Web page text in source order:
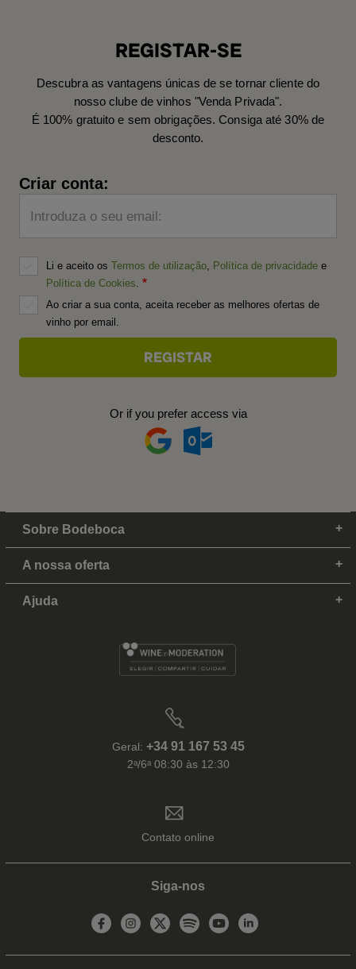
REGISTAR-SE
Descubra as vantagens únicas de se tornar cliente do
nosso clube de vinhos "Venda Privada".
É 100% gratuito e sem obrigações. Consiga até 30% de
desconto.
Criar conta:
Introduza o seu email:
Li e aceito os Termos de utilização Política de privacidade e
Política de Cookies
Ao criar a sua conta, aceita receber as melhores ofertas de
vinho por email.
Or if you prefer access via
Sobre Bodeboca
A nossa oferta
Ajuda
Geral: +34 91 167 53 45
2ᵃ/6ᵃ 08:30 às 12:30
Contato online
Siga-nos